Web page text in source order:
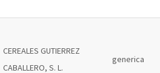
CEREALES GUTIERREZ
CABALLERO, S. L.
generica